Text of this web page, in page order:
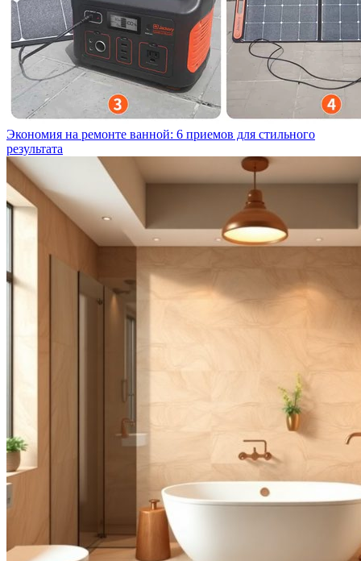
Экономия на ремонте ванной: 6 приемов для стильного
результата